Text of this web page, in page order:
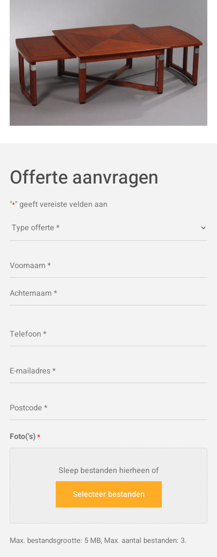
Offerte aanvragen
"*" geeft vereiste velden aan
offerte
Naam
Telefoon
E-
Postcode
Foto('s) *
Sleep bestanden hierheen of
Selecteer bestanden
Max. bestandsgrootte: 5 MB, Max. aantal bestanden: 3.